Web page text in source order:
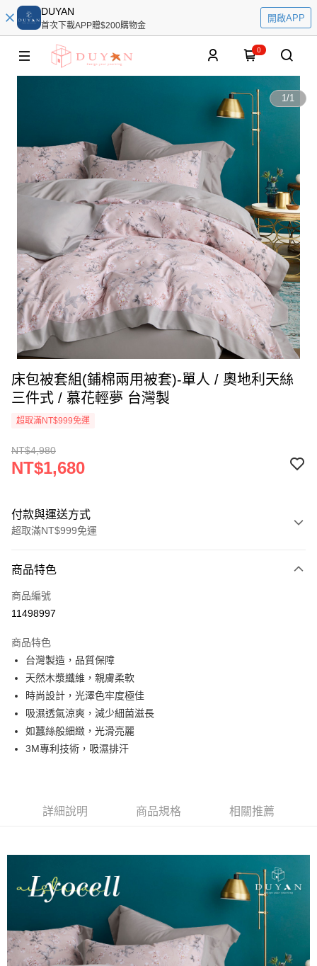
DUYAN
首次下載APP贈$200購物金
開啟APP
0
1/1
床包被套組(鋪棉兩用被套)-單人 / 奧地利天絲
三件式 / 慕花輕夢 台灣製
超取滿NT$999免運
NT$4,980
NT$1,680
付款與運送方式
超取滿NT$999免運
信用卡一次付款
信用卡分期付款
合作金庫商業銀行
華南商業銀行
上海商業儲蓄銀行
國泰世華商業銀行
臺灣中小企業銀行
匯豐（台灣）商業銀行
聯邦商業銀行
元大商業銀行
超商取貨付款
LINE Pay
Apple Pay
悠遊付
大哥付你分期
1.本服務由台灣大哥大提供，台灣大哥大用戶可立即使用無須另外申請。
2.付款方式選擇「大哥付你分期」，訂單成立後會自動跳轉到大哥付的交易
流程，驗證手機門號後，選擇欲分期的期數、繳款截止日，確認付款後即完
成交易。
3.實際核准額度、可分期數及費用金額請依後續交易確認頁面所載為準。
4.訂單成立30分鐘內，如未前往確認交易或遇審核未通過，訂單將自動取
消。如遇「轉專審核」未通過狀況，表示未達大哥付你分期系統評分，恕無
法說明評估內容。
【繳款方式說明】
AFTEE先享後付
【關於「AFTEE先享後付」】
AFTEE先享後付是「在收到商品之後才付款」的支付方式。 讓您購物簡單
１．簡單：不需註冊會員、不需綁卡、不需儲值。
２．便利：只要手機號碼，簡訊認證，即可結帳。
３．安心：先確認商品／服務後，再付款。
Hami Point
「Hami Point」為中華電信所提供之點數服務，可於會員專區綁定中華電信
會員帳號後，即可在購物車使用 Hami Point 折抵消費金額 (1點等於1元)。
ATM付款
商品特色
商品編號
11498997
商品特色
台灣製造，品質保障
天然木漿纖維，親膚柔軟
時尚設計，光澤色牢度極佳
吸濕透氣涼爽，減少細菌滋長
如蠶絲般細緻，光滑亮麗
3M專利技術，吸濕排汗
詳細說明 商品規格 相關推薦